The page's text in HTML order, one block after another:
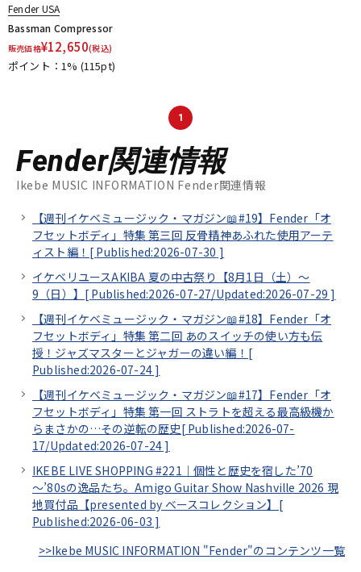
Fender USA
Bassman Compressor
販売価格¥12,650(税込)
ポイント：1% (115pt)
1
Fender関連情報
Ikebe MUSIC INFORMATION Fender関連情報
【週刊イケベミュージック・マガジン📖#19】Fender「オ
フセットボディ」特集 第三回 反骨精神あふれた使用アーテ
ィスト編！[ Published:2026-07-30 ]
イケベリユースAKIBA 夏の中古祭り【8月1日（土）～
9（日）】[ Published:2026-07-27/Updated:2026-07-29 ]
【週刊イケベミュージック・マガジン📖#18】Fender「オ
フセットボディ」特集 第二回 あのスイッチの使い方も伝
授！ジャズマスターとジャガーの違い編！[
Published:2026-07-24 ]
【週刊イケベミュージック・マガジン📖#17】Fender「オ
フセットボディ」特集 第一回 ストラトを超える最高級機か
らまさかの…その逆転の歴史[ Published:2026-07-
17/Updated:2026-07-24 ]
IKEBE LIVE SHOPPING #221｜個性と歴史を宿した’70
～’80sの逸品たち。Amigo Guitar Show Nashville 2026 現
地買付品【presented by ベースコレクション】[
Published:2026-06-03 ]
>>Ikebe MUSIC INFORMATION "Fender"のコンテンツ一覧